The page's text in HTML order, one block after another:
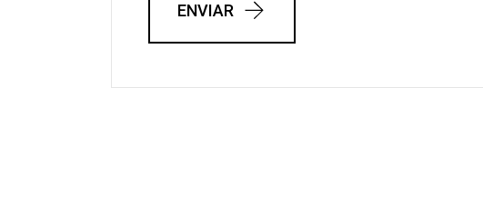
ENVIAR